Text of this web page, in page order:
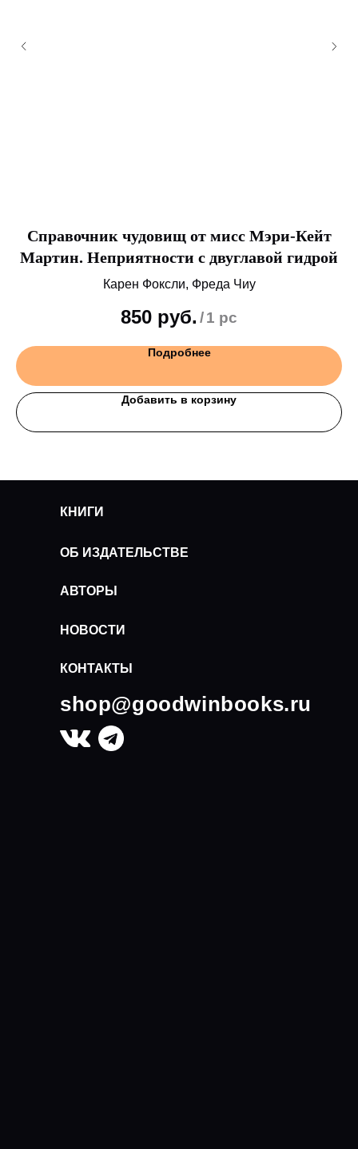
Справочник чудовищ от мисс Мэри-Кейт
Мартин. Неприятности с двуглавой гидрой
Карен Фоксли, Фреда Чиу
850 руб. /1 pc
Подробнее
Добавить в корзину
shop@goodwinbooks.ru
КНИГИ
ОБ ИЗДАТЕЛЬСТВЕ
АВТОРЫ
НОВОСТИ
КОНТАКТЫ